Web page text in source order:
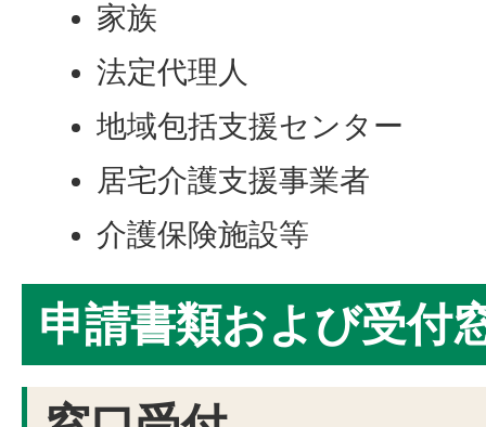
家族
法定代理人
地域包括支援センター
居宅介護支援事業者
介護保険施設等
申請書類および受付